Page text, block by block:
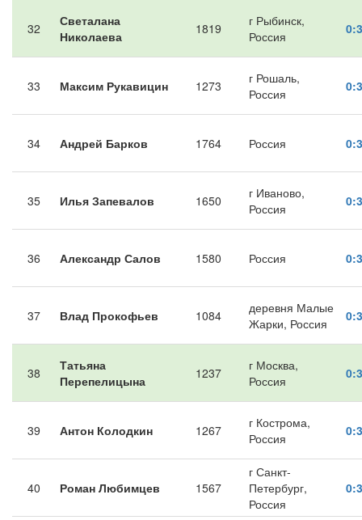
32
Светалана
Николаева
1819
г Рыбинск,
Россия
33 Максим Рукавицин 1273
г Рошаль,
Россия
34 Андрей Барков 1764 Россия
35 Илья Запевалов 1650
г Иваново,
Россия
36 Александр Салов 1580 Россия
37 Влад Прокофьев 1084
деревня Малые
Жарки, Россия
38
Татьяна
Перепелицына
1237
г Москва,
Россия
39 Антон Колодкин 1267
г Кострома,
Россия
40 Роман Любимцев 1567
г Санкт-
Петербург,
Россия